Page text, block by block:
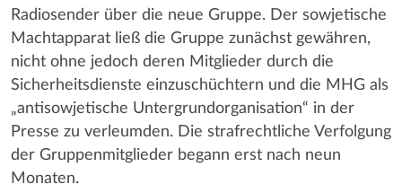
Radiosender über die neue Gruppe. Der sowjetische
Machtapparat ließ die Gruppe zunächst gewähren,
nicht ohne jedoch deren Mitglieder durch die
Sicherheitsdienste einzuschüchtern und die MHG als
„antisowjetische Untergrundorganisation“ in der
Presse zu verleumden. Die strafrechtliche Verfolgung
der Gruppenmitglieder begann erst nach neun
Monaten.